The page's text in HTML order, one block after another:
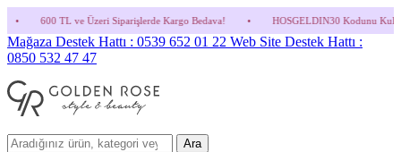
Siparişlerde Kargo Bedava! • HOSGELDIN30 Kodunu Kullanmayı Unutma!
Mağaza Destek Hattı : 0539 652 01 22 Web Site Destek Hattı :
0850 532 47 47
Ara